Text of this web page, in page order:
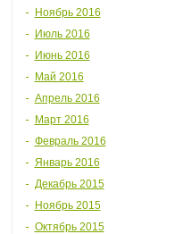
Ноябрь 2016
Июль 2016
Июнь 2016
Май 2016
Апрель 2016
Март 2016
Февраль 2016
Январь 2016
Декабрь 2015
Ноябрь 2015
Октябрь 2015